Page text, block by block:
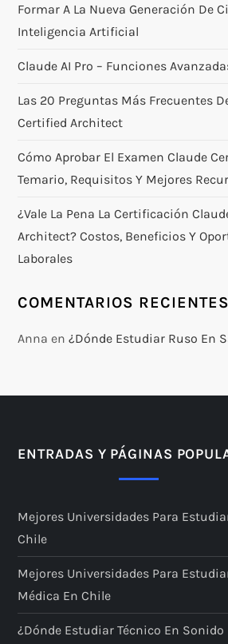
Formar A La Nueva Generación De
Inteligencia Artificial
Claude AI Pro – Funciones
Las 20 Preguntas Más Frecuentes
Certified Architect
Cómo Aprobar El Examen Claude
Temario, Requisitos Y Mejores
¿Vale La Pena La Certificación
Architect? Costos, Beneficios Y
Laborales
COMENTARIOS RECIENTES
Anna en¿Dónde Estudiar Ruso En
ENTRADAS Y PÁGINAS
Mejores Universidades Para
Chile
Mejores Universidades Para
Médica En Chile
¿Dónde Estudiar Técnico En Sonido